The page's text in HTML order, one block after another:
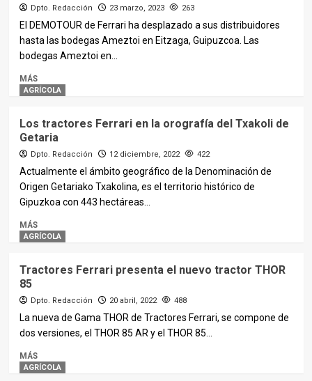
Dpto. Redacción 23 marzo, 2023 263
El DEMOTOUR de Ferrari ha desplazado a sus distribuidores
hasta las bodegas Ameztoi en Eitzaga, Guipuzcoa. Las
bodegas Ameztoi en...
MÁS
AGRÍCOLA
Los tractores Ferrari en la orografía del Txakoli de
Getaria
Dpto. Redacción 12 diciembre, 2022 422
Actualmente el ámbito geográfico de la Denominación de
Origen Getariako Txakolina, es el territorio histórico de
Gipuzkoa con 443 hectáreas...
MÁS
AGRÍCOLA
Tractores Ferrari presenta el nuevo tractor THOR
85
Dpto. Redacción 20 abril, 2022 488
La nueva de Gama THOR de Tractores Ferrari, se compone de
dos versiones, el THOR 85 AR y el THOR 85...
MÁS
AGRÍCOLA